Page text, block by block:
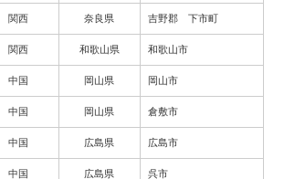
関西 奈良県 吉野郡 下市町
関西 和歌山県 和歌山市
中国 岡山県 岡山市
中国 岡山県 倉敷市
中国 広島県 広島市
中国 広島県 呉市